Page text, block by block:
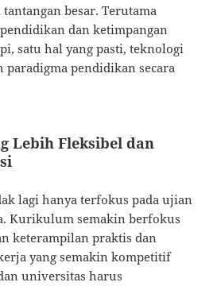
besar. Terutama
dan ketimpangan
satu hal yang pasti, teknologi
pendidikan secara
Lebih Fleksibel dan
lagi hanya terfokus pada ujian
Kurikulum semakin berfokus
keterampilan praktis dan
yang semakin kompetitif
universitas harus